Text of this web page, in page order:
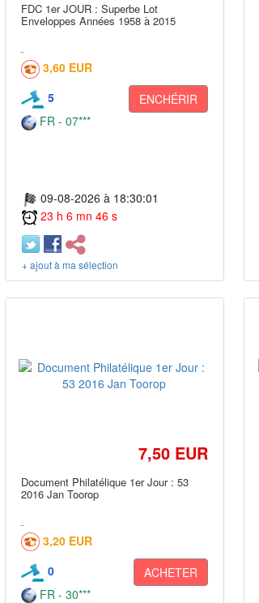
FDC 1er JOUR : Superbe Lot
Enveloppes Années 1958 à 2015
3,60 EUR
5
ENCHÉRIR
FR - 07***
09-08-2026 à 18:30:01
23 h 6 mn 46 s
+ ajout à ma sélection
7,50 EUR
Document Philatélique 1er Jour : 53
2016 Jan Toorop
3,20 EUR
0
ACHETER
FR - 30***